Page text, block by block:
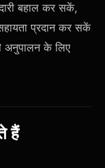
बहाल कर सकें,
प्रदान कर सकें
अनुपालन के लिए
हैं